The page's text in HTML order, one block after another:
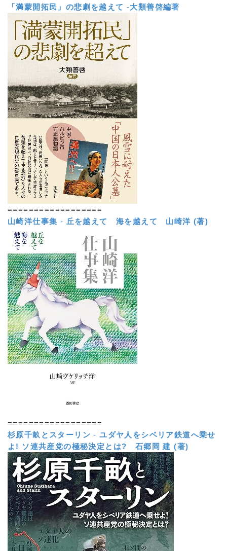
「満蒙開拓民」の悲劇を越えて -大類善啓編著
==================
山崎洋仕事集 - 丘を越えて 海を越えて 山崎洋 (著)
==================
杉原千畝とスターリン -ユダヤ人をシベリア鉄道へ乗せ
よ! ソ連共産党の極秘決定とは?
石郷岡 建 (著)